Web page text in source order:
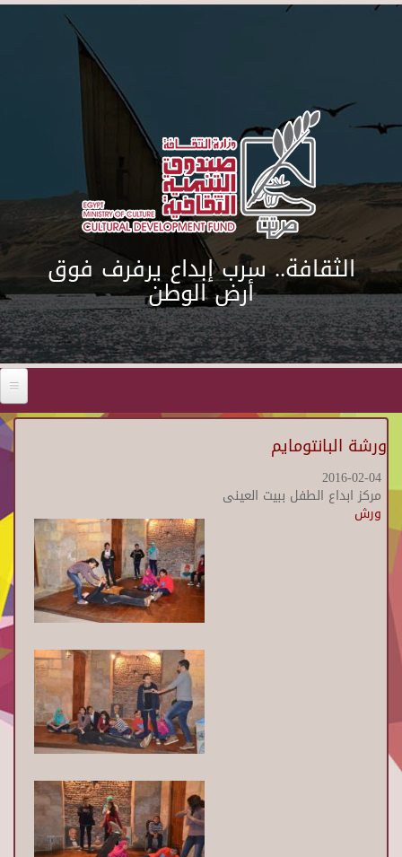
Skip to main content
الثقافة.. سرب إبداع يرفرف فوق
أرض الوطن
ورشة البانتومايم
2016-02-04
مركز ابداع الطفل ببيت العينى
ورش